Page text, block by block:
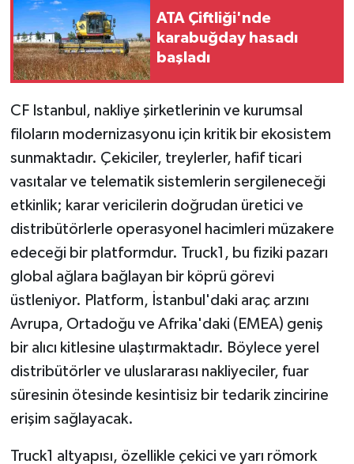
ATA Çiftliği'nde
karabuğday hasadı
başladı
CF Istanbul, nakliye şirketlerinin ve kurumsal
filoların modernizasyonu için kritik bir ekosistem
sunmaktadır. Çekiciler, treylerler, hafif ticari
vasıtalar ve telematik sistemlerin sergileneceği
etkinlik; karar vericilerin doğrudan üretici ve
distribütörlerle operasyonel hacimleri müzakere
edeceği bir platformdur. Truck1, bu fiziki pazarı
global ağlara bağlayan bir köprü görevi
üstleniyor. Platform, İstanbul'daki araç arzını
Avrupa, Ortadoğu ve Afrika'daki (EMEA) geniş
bir alıcı kitlesine ulaştırmaktadır. Böylece yerel
distribütörler ve uluslararası nakliyeciler, fuar
süresinin ötesinde kesintisiz bir tedarik zincirine
erişim sağlayacak.
Truck1 altyapısı, özellikle çekici ve yarı römork